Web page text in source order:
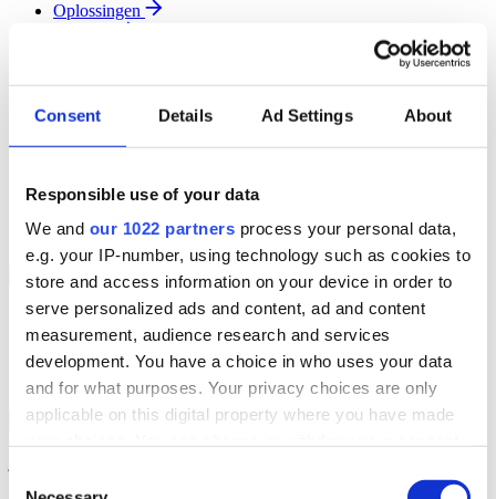
Consent Details Ad Settings About
Responsible use of your data
We and our 1022 partners process your personal data,
e.g. your IP-number, using technology such as cookies to
store and access information on your device in order to
serve personalized ads and content, ad and content
measurement, audience research and services
development. You have a choice in who uses your data
and for what purposes. Your privacy choices are only
applicable on this digital property where you have made
the Privacy trigger icon.
Consent
Oplossingen
Region
Klantenportaal
Contact
Back to Menu Branches
Groothandel
Automotive
Verhuur
Field Service
Back to Branches
Groothandel Overzicht
Vergroot je ordercapaciteit en verhoog de klanttevredenheid terwijl